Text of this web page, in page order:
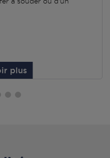
plus